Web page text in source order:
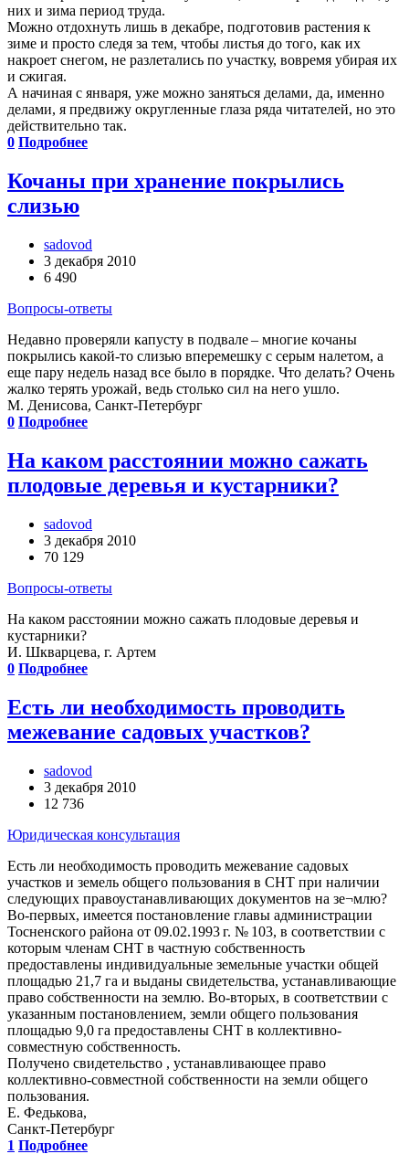
них и зима период труда.
Можно отдохнуть лишь в декабре, подготовив растения к
зиме и просто следя за тем, чтобы листья до того, как их
накроет снегом, не разлетались по участку, вовремя убирая их
и сжигая.
А начиная с января, уже можно заняться делами, да, именно
делами, я предвижу округленные глаза ряда читателей, но это
действительно так.
0 Подробнее
Кочаны при хранение покрылись
слизью
sadovod
3 декабря 2010
6 490
Вопросы-ответы
Недавно проверяли капусту в подвале – многие кочаны
покрылись какой-то слизью вперемешку с серым налетом, а
еще пару недель назад все было в порядке. Что делать? Очень
жалко терять урожай, ведь столько сил на него ушло.
М. Денисова, Санкт-Петербург
0 Подробнее
На каком расстоянии можно сажать
плодовые деревья и кустарники?
sadovod
3 декабря 2010
70 129
Вопросы-ответы
На каком расстоянии можно сажать плодовые деревья и
кустарники?
И. Шкварцева, г. Артем
0 Подробнее
Есть ли необходимость проводить
межевание садовых участков?
sadovod
3 декабря 2010
12 736
Юридическая консультация
Есть ли необходимость проводить межевание садовых
участков и земель общего пользования в СНТ при наличии
следующих правоустанавливающих документов на зе¬млю?
Во-первых, имеется постановление главы администрации
Тосненского района от 09.02.1993 г. № 103, в соответствии с
которым членам СНТ в частную собственность
предоставлены индивидуальные земельные участки общей
площадью 21,7 га и выданы свидетельства, устанавливающие
право собственности на землю. Во-вторых, в соответствии с
указанным постановлением, земли общего пользования
площадью 9,0 га предоставлены СНТ в коллективно-
совместную собственность.
Получено свидетельство , устанавливающее право
коллективно-совместной собственности на земли общего
пользования.
Е. Федькова,
Санкт-Петербург
1 Подробнее